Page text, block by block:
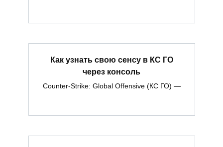
Как узнать свою сенсу в КС ГО
через консоль
Counter-Strike: Global Offensive (КС ГО) —